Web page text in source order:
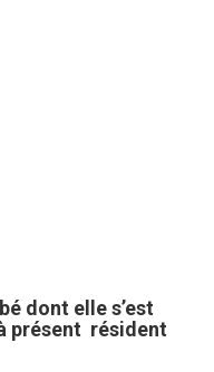
dont elle s’est
présent résident